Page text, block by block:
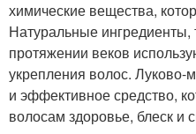
химические вещества,
Натуральные ингредиенты,
протяжении веков
укрепления волос.
и эффективное средство,
волосам здоровье, блеск и